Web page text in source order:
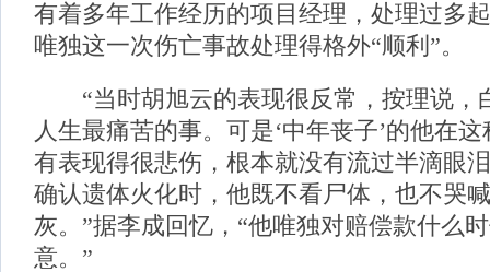
有着多年工作经历的项目经理，处理过多
唯独这一次伤亡事故处理得格外“顺利”。
“当时胡旭云的表现很反常，按理说，
人生最痛苦的事。可是‘中年丧子’的他在
有表现得很悲伤，根本就没有流过半滴眼
确认遗体火化时，他既不看尸体，也不哭
灰。”据李成回忆，“他唯独对赔偿款什么
意。”